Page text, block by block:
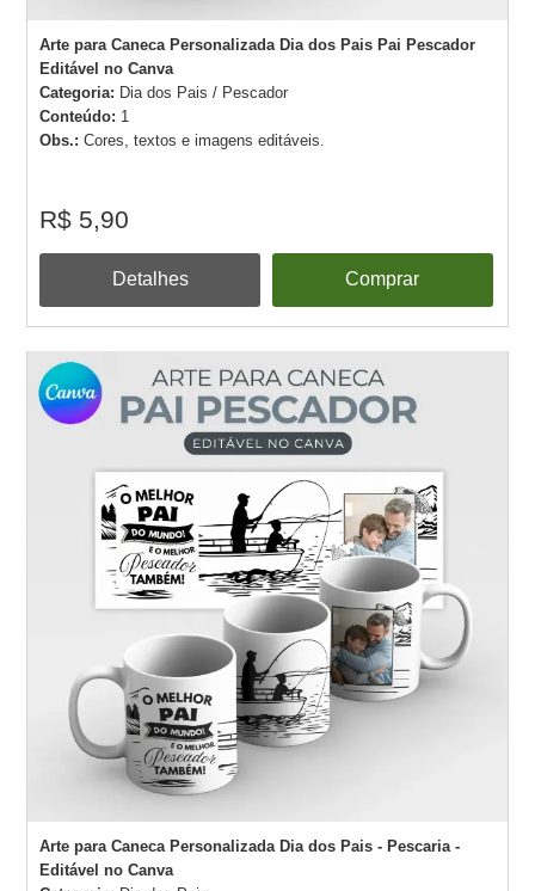
Arte para Caneca Personalizada Dia dos Pais Pai Pescador
Editável no Canva
Categoria: Dia dos Pais / Pescador
Conteúdo: 1
Obs.:Cores, textos e imagens editáveis.
R$ 5,90
Detalhes Comprar
Arte para Caneca Personalizada Dia dos Pais - Pescaria -
Editável no Canva